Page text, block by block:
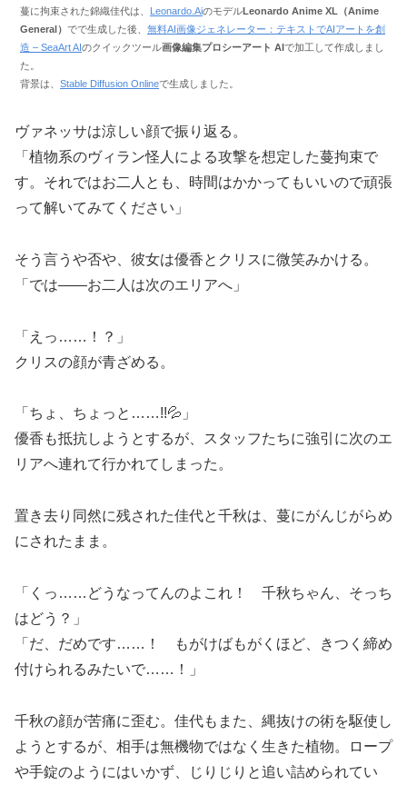
蔓に拘束された錦織佳代は、
Leonardo.AiのモデルLeonardo Anime XL（Anime
General） でで生成した後、 無料AI画像ジェネレーター：テキストでAIアートを創
造 – SeaArt AI のクイックツール画像編集プロシーアート AI で加工して作成しまし
た。
背景は、 Stable Diffusion Onlineで生成しました。
ヴァネッサは涼しい顔で振り返る。
「植物系のヴィラン怪人による攻撃を想定した蔓拘束で
す。それではお二人とも、時間はかかってもいいので頑張
って解いてみてください」
そう言うや否や、彼女は優香とクリスに微笑みかける。
「では――お二人は次のエリアへ」
「えっ……！？」
クリスの顔が青ざめる。
「ちょ、ちょっと……!!💦」
優香も抵抗しようとするが、スタッフたちに強引に次のエ
リアへ連れて行かれてしまった。
置き去り同然に残された佳代と千秋は、蔓にがんじがらめ
にされたまま。
「くっ……どうなってんのよこれ！ 千秋ちゃん、そっち
はどう？」
「だ、だめです……！ もがけばもがくほど、きつく締め
付けられるみたいで……！」
千秋の顔が苦痛に歪む。佳代もまた、縄抜けの術を駆使し
ようとするが、相手は無機物ではなく生きた植物。ロープ
や手錠のようにはいかず、じりじりと追い詰められてい